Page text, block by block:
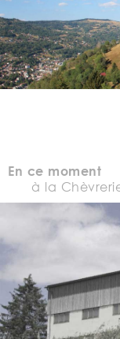
En ce moment
à la